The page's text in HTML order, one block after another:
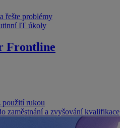
řešte problémy
IT úkoly
Frontline
použití rukou
zaměstnání a zvyšování kvalifikace